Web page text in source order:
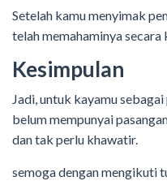
Setelah kamu menyimak
telah memahaminya secara
Kesimpulan
Jadi, untuk kayamu
belum mempunyai
dan tak perlu khawatir.
semoga dengan mengikuti